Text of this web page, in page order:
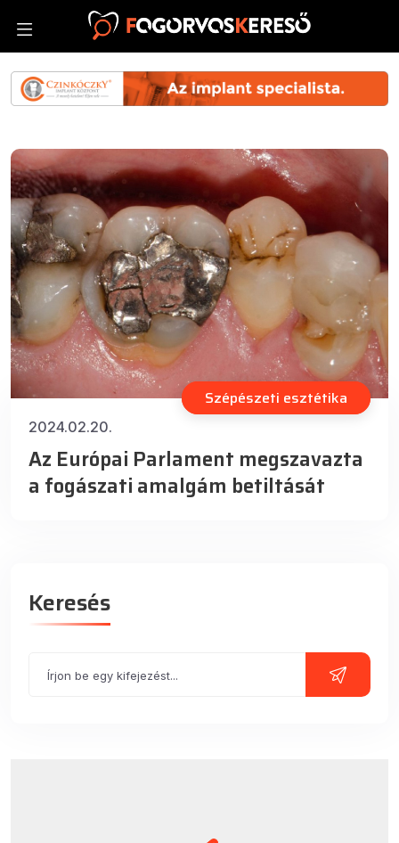
Keresés
Szépészeti esztétika
2024.02.20.
Az Európai Parlament megszavazta
a fogászati amalgám betiltását